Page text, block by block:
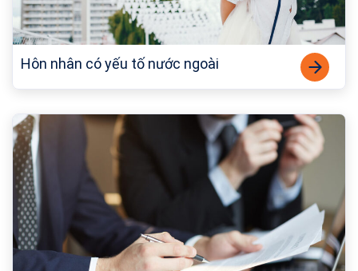
Hôn nhân có yếu tố nước ngoài